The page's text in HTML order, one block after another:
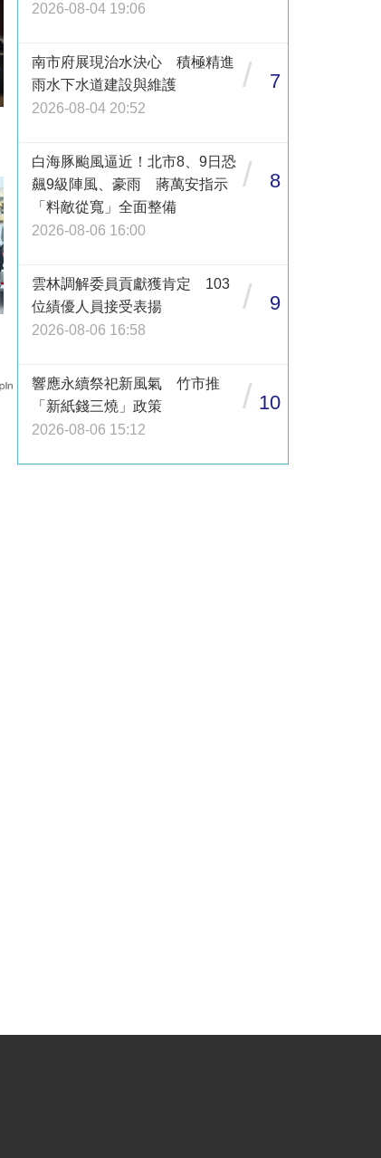
2026-08-04 19:06
南市府展現治水決心 積極精進
雨水下水道建設與維護
2026-08-04 20:52
/ 7
白海豚颱風逼近！北市8、9日恐
飆9級陣風、豪雨 蔣萬安指示
「料敵從寬」全面整備
2026-08-06 16:00
/ 8
雲林調解委員貢獻獲肯定 103
位績優人員接受表揚
2026-08-06 16:58
/ 9
響應永續祭祀新風氣 竹市推
「新紙錢三燒」政策
2026-08-06 15:12
/ 10